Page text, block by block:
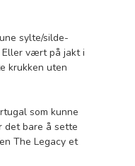
sylte/silde-
Eller vært på jakt i
krukken uten
som kunne
det bare å sette
The Legacy et